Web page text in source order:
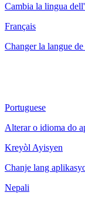
Cambia la lingua
Français
Changer la langue
Portuguese
Alterar o idioma do
Kreyòl Ayisyen
Chanje lang
Nepali